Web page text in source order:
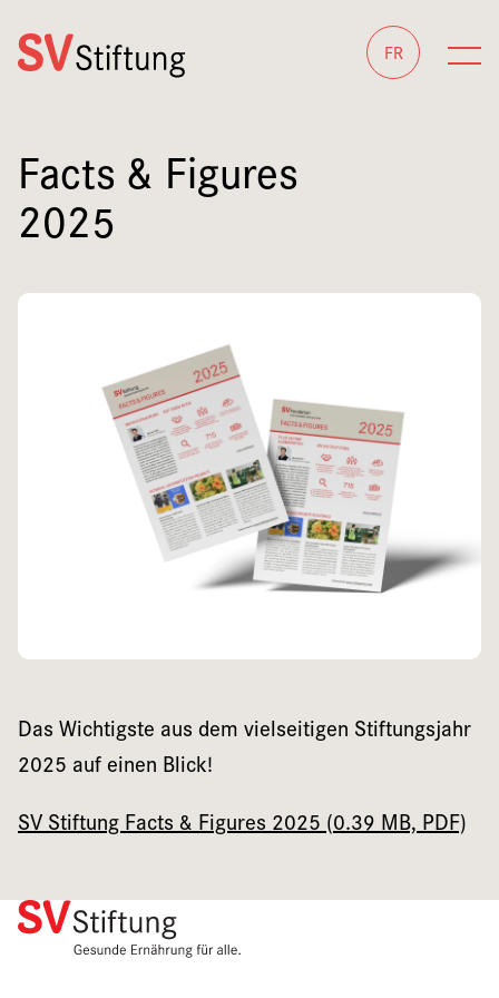
FR
Facts & Figures
2025
Das Wichtigste aus dem vielseitigen Stiftungsjahr
2025 auf einen Blick!
SV Stiftung Facts & Figures 2025 (0.39 MB, PDF)